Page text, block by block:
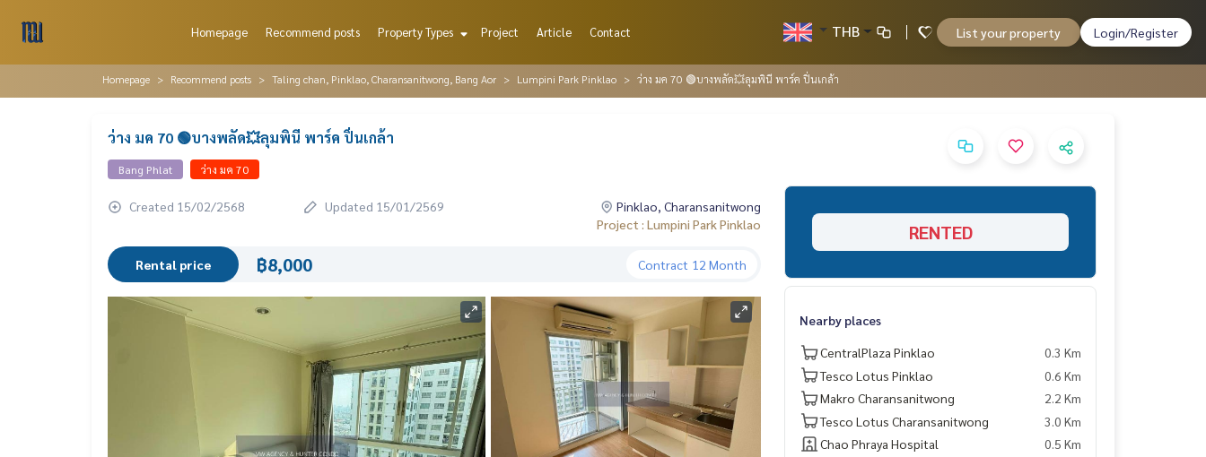
Homepage Recommend posts Property Types Project Article Contact THB List your property Login/Register
Homepage Recommend posts Taling chan, Pinklao, Charansanitwong, Bang Aor Lumpini Park Pinklao ว่าง มค 70 🟢บางพลัด💥ลุมพินี พาร์ค ปิ่นเกล้า
ว่าง มค 70 🟢บางพลัด💥ลุมพินี พาร์ค ปิ่นเกล้า
Bang Phlat ว่าง มค 70
Created 15/02/2568 Updated 15/01/2569
Pinklao, Charansanitwong
Project : Lumpini Park Pinklao
Rental price ฿8,000 Contract 12 Month
RENTED
Nearby places
CentralPlaza Pinklao
0.3 Km
Tesco Lotus Pinklao
0.6 Km
Makro Charansanitwong
2.2 Km
Tesco Lotus Charansanitwong
3.0 Km
Chao Phraya Hospital
0.5 Km